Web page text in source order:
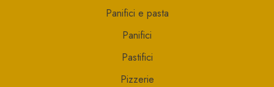
Panifici e pasta
Panifici
Pastifici
Pizzerie